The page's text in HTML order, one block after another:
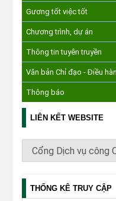
Gương tốt việc tốt
Chương trình, dự án
Thông tin tuyên truyền
Văn bản Chỉ đạo - Điều
Thông báo
LIÊN KẾT WEBSITE
THỐNG KÊ TRUY CẬP